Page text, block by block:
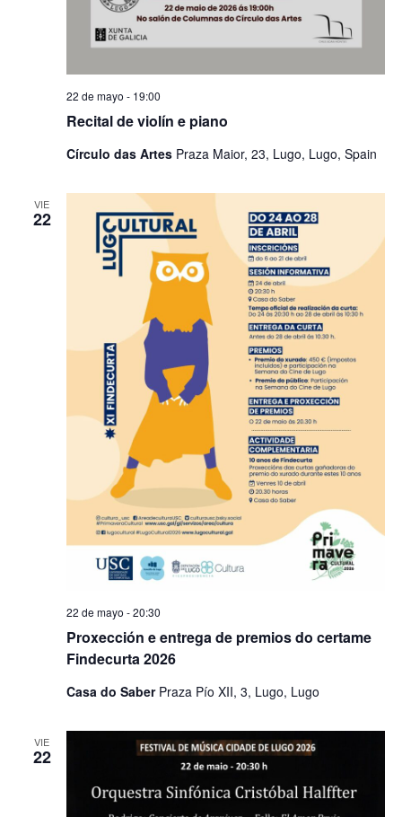
Recital de violín e piano
22 de mayo - 19:00
Círculo das Artes Praza Maior, 23, Lugo, Lugo, Spain
VIE
22
Proxección e entrega de premios do certame
Findecurta 2026
22 de mayo - 20:30
Casa do Saber Praza Pío XII, 3, Lugo, Lugo
VIE
22